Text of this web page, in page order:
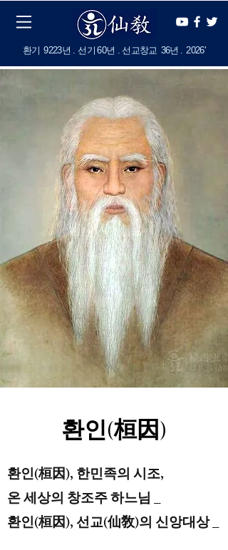
​환기 9223년 . 선기 60년 . 선교창교 36년 . 2026'
환인(桓因)
환인(桓因), 한민족의 시조,
온 세상의 창조주 하느님 _
환인(桓因), 선교(仙敎)의 신앙대상 _